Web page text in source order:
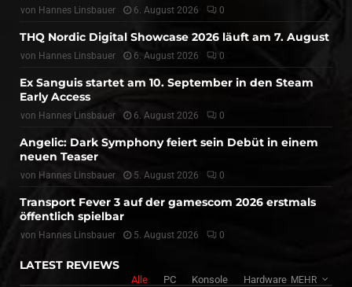
von Hannes Linsbauer 6. August 2026 0
THQ Nordic Digital Showcase 2026 läuft am 7. August
von Hannes Linsbauer 6. August 2026 0
Ex Sanguis startet am 10. September in den Steam
Early Access
von Hannes Linsbauer 6. August 2026 0
Angelic: Dark Symphony feiert sein Debüt in einem
neuen Teaser
von Hannes Linsbauer 5. August 2026 0
Transport Fever 3 auf der gamescom 2026 erstmals
öffentlich spielbar
von Hannes Linsbauer 5. August 2026 0
LATEST REVIEWS
Alle PC Konsole Hardware MEHR